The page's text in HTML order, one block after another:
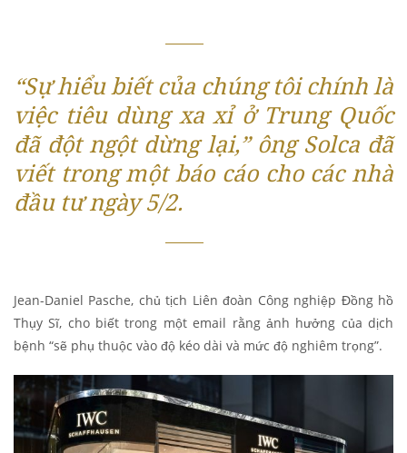
“Sự hiểu biết của chúng tôi chính là
việc tiêu dùng xa xỉ ở Trung Quốc
đã đột ngột dừng lại,” ông Solca đã
viết trong một báo cáo cho các nhà
đầu tư ngày 5/2.
Jean-Daniel Pasche, chủ tịch Liên đoàn Công nghiệp Đồng hồ
Thụy Sĩ, cho biết trong một email rằng ảnh hưởng của dịch
bệnh “sẽ phụ thuộc vào độ kéo dài và mức độ nghiêm trọng”.